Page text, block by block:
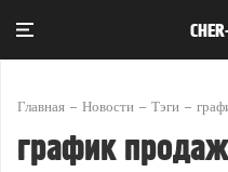
Главная Новости Тэги
график